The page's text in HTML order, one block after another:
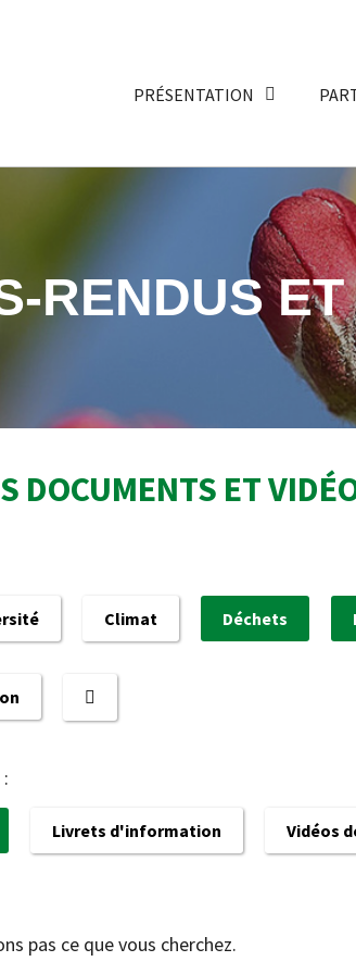
PRÉSENTATION
RENDUS
DOCUMENTS ET
Climat Déchets
Livrets d'information Vidéos
pas ce que vous cherchez.